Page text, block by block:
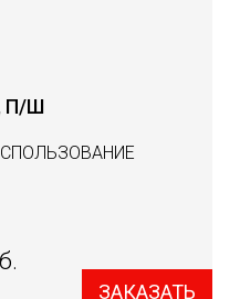
П/Ш
ЗАКАЗАТЬ